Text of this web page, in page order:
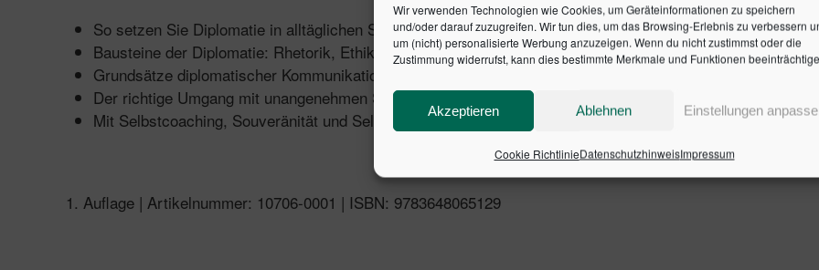
Wir verwenden Technologien wie Cookies, um Geräteinformationen zu speichern
und/oder darauf zuzugreifen. Wir tun dies, um das Browsing-Erlebnis zu verbessern
um (nicht) personalisierte Werbung anzuzeigen. Wenn du nicht zustimmst oder die
Zustimmung widerrufst, kann dies bestimmte Merkmale und Funktionen
Akzeptieren Ablehnen Einstellungen
Cookie RichtlinieDatenschutzhinweisImpressum
So setzen Sie Diplomatie in alltäglichen Situationen ein
Bausteine der Diplomatie: Rhetorik, Ethik, Stil & Etikette, Humor
Grundsätze diplomatischer Kommunikation: Techniken und Gesprächsstrategien
Der richtige Umgang mit unangenehmen Situationen
Mit Selbstcoaching, Souveränität und Selbstwert den Diplomaten in sich wecken
1. Auflage | Artikelnummer: 10706-0001 | ISBN: 9783648065129